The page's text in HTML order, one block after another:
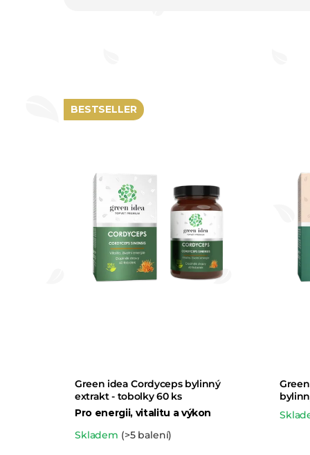
BESTSELLER
Green idea Cordyceps bylinný
extrakt - tobolky 60 ks
Pro energii, vitalitu a výkon
Průměrné
Skladem (>5 balení)